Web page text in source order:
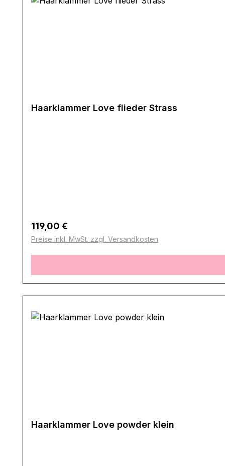
Haarklammer Love flieder Strass
Regulärer Preis:
119,00 €
Preise inkl. MwSt. zzgl. Versandkosten
Haarklammer Love powder klein